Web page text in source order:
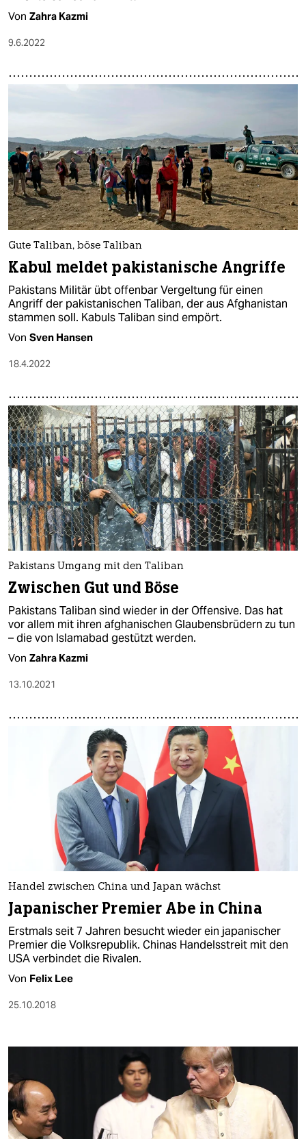
Von Zahra Kazmi
9.6.2022
Gute Taliban, böse Taliban
Kabul meldet pakistanische Angriffe
Pakistans Militär übt offenbar Vergeltung für einen
Angriff der pakistanischen Taliban, der aus Afghanistan
stammen soll. Kabuls Taliban sind empört.
Von Sven Hansen
18.4.2022
Pakistans Umgang mit den Taliban
Zwischen Gut und Böse
Pakistans Taliban sind wieder in der Offensive. Das hat
vor allem mit ihren afghanischen Glaubensbrüdern zu tun
– die von Islamabad gestützt werden.
Von Zahra Kazmi
13.10.2021
Handel zwischen China und Japan wächst
Japanischer Premier Abe in China
Erstmals seit 7 Jahren besucht wieder ein japanischer
Premier die Volksrepublik. Chinas Handelsstreit mit den
USA verbindet die Rivalen.
Von Felix Lee
25.10.2018